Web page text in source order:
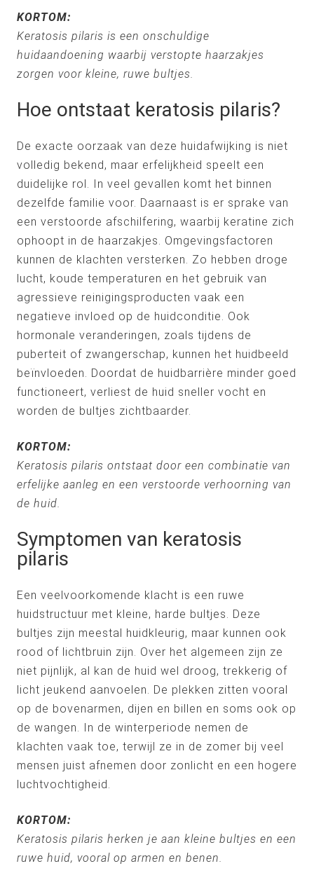
KORTOM:
Keratosis pilaris is een onschuldige
huidaandoening waarbij verstopte haarzakjes
zorgen voor kleine, ruwe bultjes.
Hoe ontstaat keratosis pilaris?
De exacte oorzaak van deze huidafwijking is niet
volledig bekend, maar erfelijkheid speelt een
duidelijke rol. In veel gevallen komt het binnen
dezelfde familie voor. Daarnaast is er sprake van
een verstoorde afschilfering, waarbij keratine zich
ophoopt in de haarzakjes. Omgevingsfactoren
kunnen de klachten versterken. Zo hebben droge
lucht, koude temperaturen en het gebruik van
agressieve reinigingsproducten vaak een
negatieve invloed op de huidconditie. Ook
hormonale veranderingen, zoals tijdens de
puberteit of zwangerschap, kunnen het huidbeeld
beïnvloeden. Doordat de huidbarrière minder goed
functioneert, verliest de huid sneller vocht en
worden de bultjes zichtbaarder.
KORTOM:
Keratosis pilaris ontstaat door een combinatie van
erfelijke aanleg en een verstoorde verhoorning van
de huid.
Symptomen van keratosis
pilaris
Een veelvoorkomende klacht is een ruwe
huidstructuur met kleine, harde bultjes. Deze
bultjes zijn meestal huidkleurig, maar kunnen ook
rood of lichtbruin zijn. Over het algemeen zijn ze
niet pijnlijk, al kan de huid wel droog, trekkerig of
licht jeukend aanvoelen. De plekken zitten vooral
op de bovenarmen, dijen en billen en soms ook op
de wangen. In de winterperiode nemen de
klachten vaak toe, terwijl ze in de zomer bij veel
mensen juist afnemen door zonlicht en een hogere
luchtvochtigheid.
KORTOM:
Keratosis pilaris herken je aan kleine bultjes en een
ruwe huid, vooral op armen en benen.